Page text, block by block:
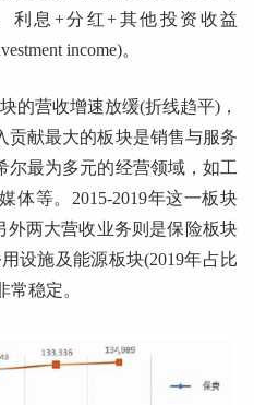
、利息+分红+其他投资收益
income)。
的营收增速放缓(折线趋平)，
贡献最大的板块是销售与服务
尔最为多元的经营领域，如工
体等。2015-2019年这一板块
外两大营收业务则是保险板块
设施及能源板块(2019年占比
常稳定。